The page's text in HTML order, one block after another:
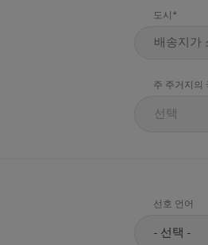
도시
주 주거지의
선택
선호 언어
- 선택 -